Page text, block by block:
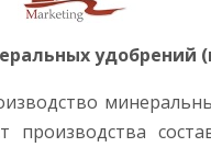
удобрений
производства